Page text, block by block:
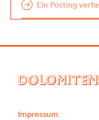
Ein Posting
Impressum